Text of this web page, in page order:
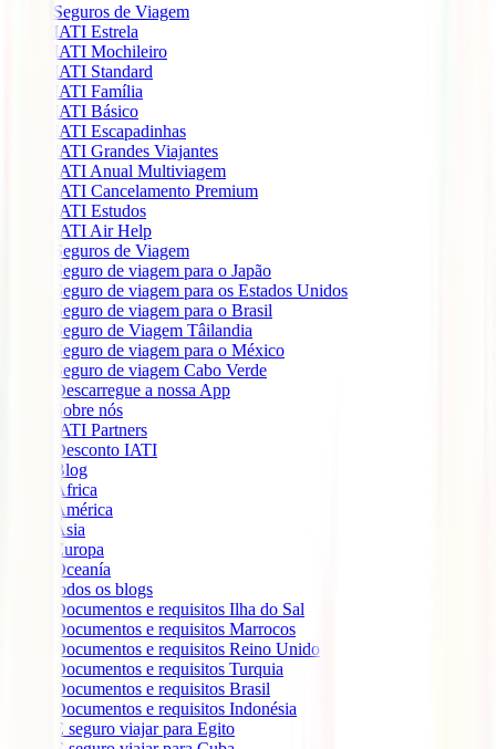
Seguros de Viagem
IATI Estrela
IATI Mochileiro
IATI Standard
IATI Família
IATI Básico
IATI Escapadinhas
IATI Grandes Viajantes
IATI Anual Multiviagem
IATI Cancelamento Premium
IATI Estudos
IATI Air Help
Seguros de Viagem
Seguro de viagem para o Japão
Seguro de viagem para os Estados Unidos
Seguro de viagem para o Brasil
Seguro de Viagem Tâilandia
Seguro de viagem para o México
Seguro de viagem Cabo Verde
Descarregue a nossa App
Sobre nós
IATI Partners
Desconto IATI
Blog
África
América
Ásia
Europa
Oceanía
todos os blogs
Documentos e requisitos Ilha do Sal
Documentos e requisitos Marrocos
Documentos e requisitos Reino Unido
Documentos e requisitos Turquia
Documentos e requisitos Brasil
Documentos e requisitos Indonésia
É seguro viajar para Egito